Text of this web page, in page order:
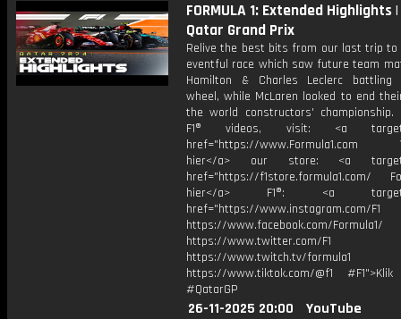
FORMULA 1: Extended Highlights
Qatar Grand Prix
Relive the best bits from our last trip to
eventful race which saw future team
Hamilton & Charles Leclerc battling
wheel, while McLaren looked to end
the world constructors' championship.
F1® videos, visit: <a
href="https://www.Formula1.com
hier</a> our store: <a
href="https://f1store.formula1.com/
hier</a> F1®: <a
href="https://www.instagram.com/F1
https://www.facebook.com/Formula1/
https://www.twitter.com/F1
https://www.twitch.tv/formula1
https://www.tiktok.com/@f1
#QatarGP
26-11-2025 20:00
YouTube